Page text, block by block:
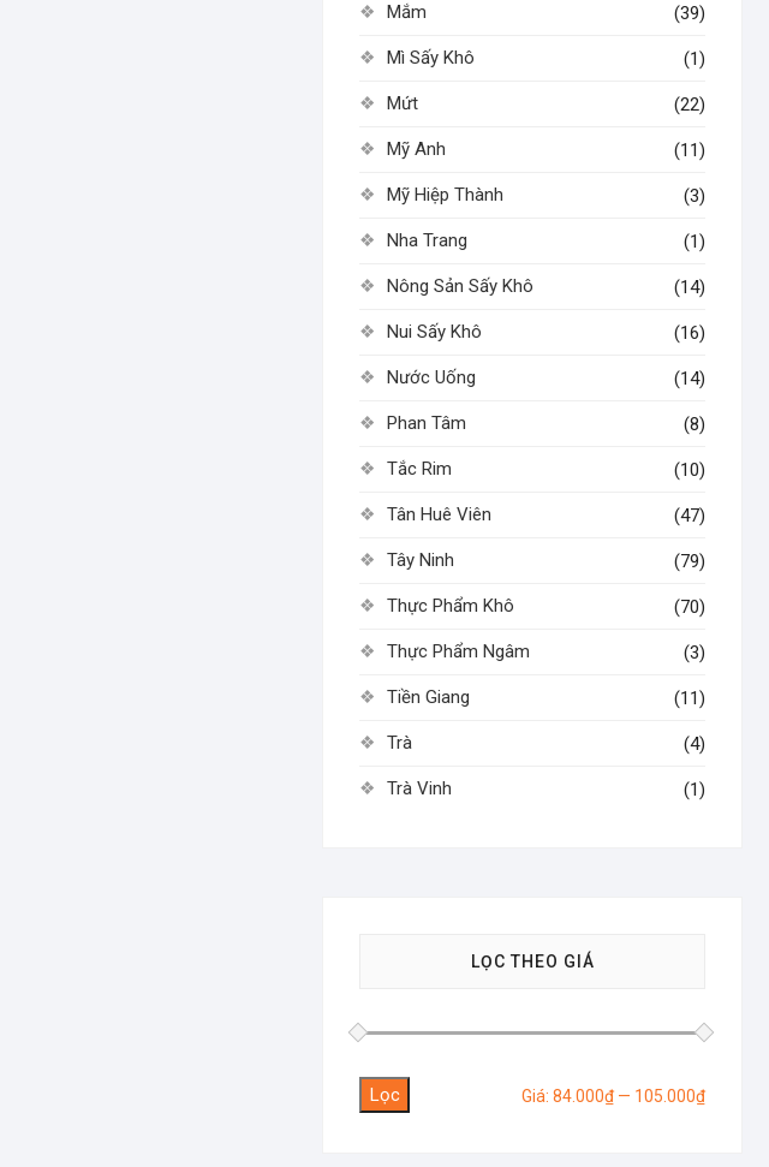
Mắm (39)
Mì Sấy Khô (1)
Mứt (22)
Mỹ Anh (11)
Mỹ Hiệp Thành (3)
Nha Trang (1)
Nông Sản Sấy Khô (14)
Nui Sấy Khô (16)
Nước Uống (14)
Phan Tâm (8)
Tắc Rim (10)
Tân Huê Viên (47)
Tây Ninh (79)
Thực Phẩm Khô (70)
Thực Phẩm Ngâm (3)
Tiền Giang (11)
Trà (4)
Trà Vinh (1)
LỌC THEO GIÁ
Giá
Giá
Lọc Giá: 84.000₫ — 105.000₫